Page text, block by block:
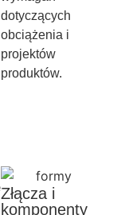
dotyczących
obciążenia i
projektów
produktów.
Złącza i
komponenty